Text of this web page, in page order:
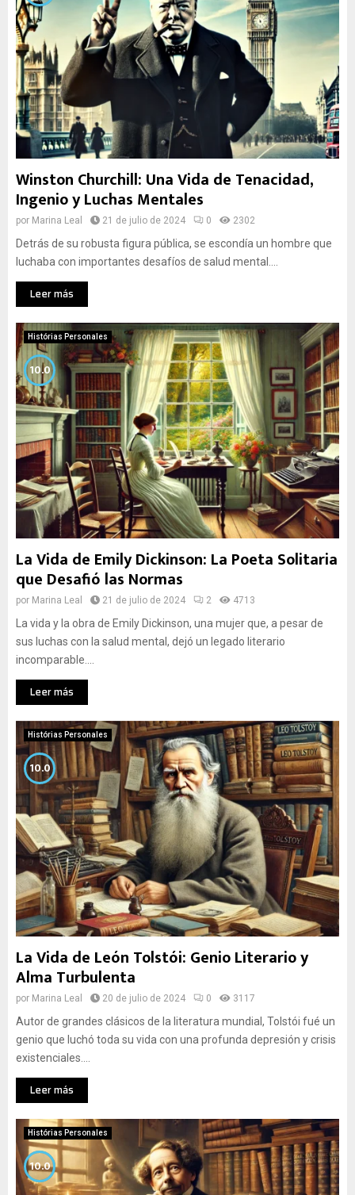
Winston Churchill: Una Vida de Tenacidad,
Ingenio y Luchas Mentales
por Marina Leal 21 de julio de 2024 0 2302
Detrás de su robusta figura pública, se escondía un hombre que
luchaba con importantes desafíos de salud mental....
Leer más
Histórias Personales
10.0
La Vida de Emily Dickinson: La Poeta Solitaria
que Desafió las Normas
por Marina Leal 21 de julio de 2024 2 4713
La vida y la obra de Emily Dickinson, una mujer que, a pesar de
sus luchas con la salud mental, dejó un legado literario
incomparable....
Leer más
Histórias Personales
10.0
La Vida de León Tolstói: Genio Literario y
Alma Turbulenta
por Marina Leal 20 de julio de 2024 0 3117
Autor de grandes clásicos de la literatura mundial, Tolstói fué un
genio que luchó toda su vida con una profunda depresión y crisis
existenciales....
Leer más
Histórias Personales
10.0